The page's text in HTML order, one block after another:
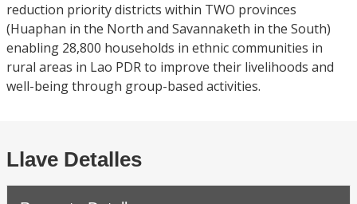
reduction priority districts within TWO provinces
(Huaphan in the North and Savannaketh in the South)
enabling 28,800 households in ethnic communities in
rural areas in Lao PDR to improve their livelihoods and
well-being through group-based activities.
Llave Detalles